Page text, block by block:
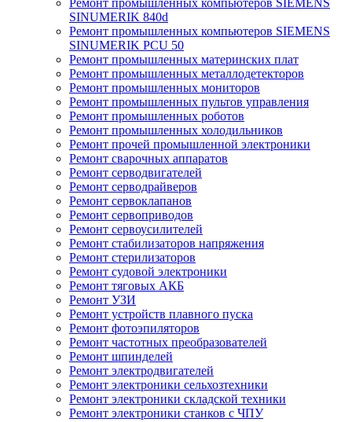
Ремонт промышленных компьютеров SIEMENS
SINUMERIK 840d
Ремонт промышленных компьютеров SIEMENS
SINUMERIK PCU 50
Ремонт промышленных материнских плат
Ремонт промышленных металлодетекторов
Ремонт промышленных мониторов
Ремонт промышленных пультов управления
Ремонт промышленных роботов
Ремонт промышленных холодильников
Ремонт прочей промышленной электроники
Ремонт сварочных аппаратов
Ремонт серводвигателей
Ремонт серводрайверов
Ремонт сервоклапанов
Ремонт сервоприводов
Ремонт сервоусилителей
Ремонт стабилизаторов напряжения
Ремонт стерилизаторов
Ремонт судовой электроники
Ремонт тяговых АКБ
Ремонт УЗИ
Ремонт устройств плавного пуска
Ремонт фотоэпиляторов
Ремонт частотных преобразователей
Ремонт шпинделей
Ремонт электродвигателей
Ремонт электроники сельхозтехники
Ремонт электроники складской техники
Ремонт электроники станков с ЧПУ